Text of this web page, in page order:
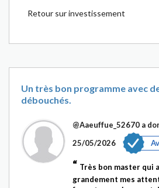
Retour sur investissement
Un très bon programme avec
débouchés.
@Aaeuffue_52670 a
25/05/2026
Très bon master qui
grandement mes